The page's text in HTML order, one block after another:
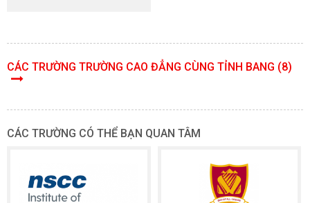
CÁC TRƯỜNG TRƯỜNG CAO ĐẲNG CÙNG TỈNH BANG (8)
CÁC TRƯỜNG CÓ THỂ BẠN QUAN TÂM